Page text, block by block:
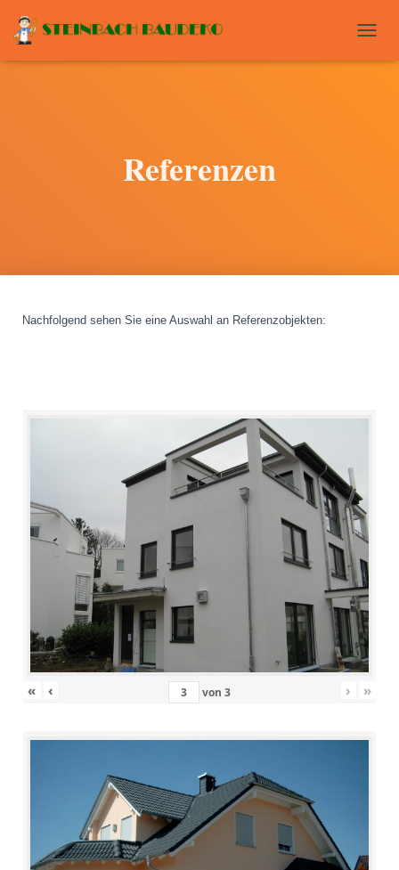
O
Referenzen
Nachfolgend sehen Sie eine Auswahl an Referenzobjekten:
« ‹ von 3 › »